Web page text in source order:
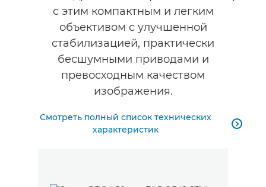
с этим компактным и легким
объективом с улучшенной
стабилизацией, практически
бесшумными приводами и
превосходным качеством
изображения.
Смотреть полный список технических
характеристик
